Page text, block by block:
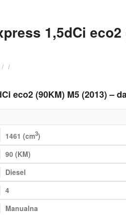
1,5dCi eco2
/ /
eco2 (90KM) M5 (2013) –
1461 (cm3)
90 (KM)
Diesel
4
Manualna